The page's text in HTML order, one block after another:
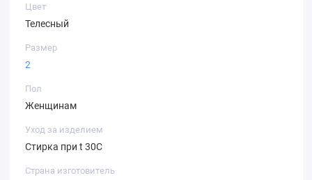
Цвет
Телесный
Размер
2
Пол
Женщинам
Уход за изделием
Стирка при t 30С
Страна изготовитель